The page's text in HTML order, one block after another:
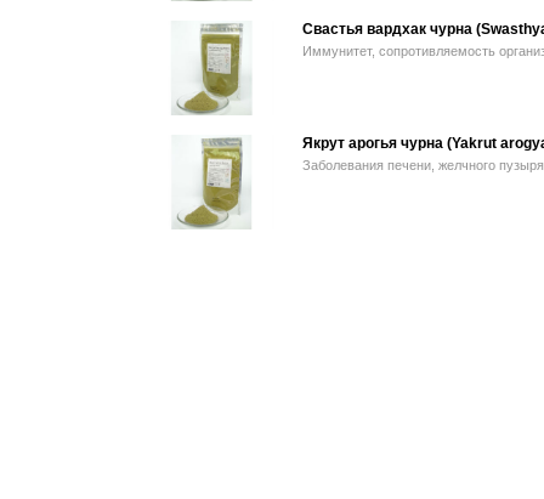
Свастья вардхак чурна
Иммунитет, сопротивляемость
Якрут арогья чурна (Yakrut
Заболевания печени, желчного